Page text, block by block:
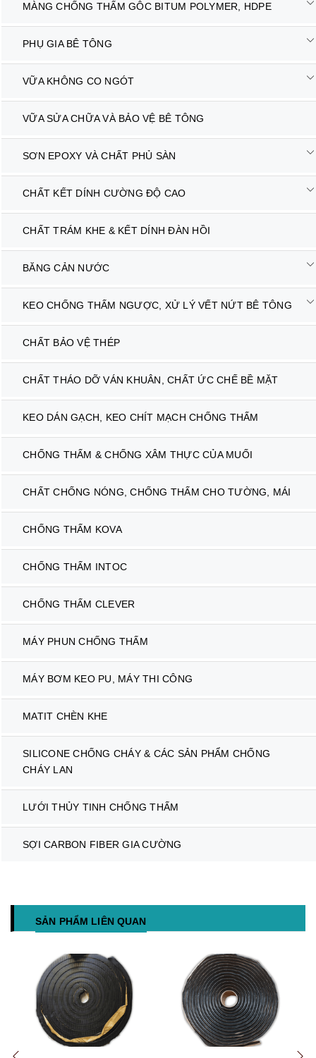
MÀNG CHỐNG THẤM GÔC BITUM POLYMER, HDPE
PHỤ GIA BÊ TÔNG
VỮA KHÔNG CO NGÓT
VỮA SỬA CHỮA VÀ BẢO VỆ BÊ TÔNG
SƠN EPOXY VÀ CHẤT PHỦ SÀN
CHẤT KẾT DÍNH CƯỜNG ĐỘ CAO
CHẤT TRÁM KHE & KẾT DÍNH ĐÀN HỒI
BĂNG CẢN NƯỚC
KEO CHỐNG THẤM NGƯỢC, XỬ LÝ VẾT NỨT BÊ TÔNG
CHẤT BẢO VỆ THÉP
CHẤT THÁO DỠ VÁN KHUÂN, CHẤT ỨC CHẾ BỀ MẶT
KEO DÁN GẠCH, KEO CHÍT MẠCH CHỐNG THẤM
CHỐNG THẤM & CHỐNG XÂM THỰC CỦA MUỐI
CHẤT CHỐNG NÓNG, CHỐNG THẤM CHO TƯỜNG, MÁI
CHỐNG THẤM KOVA
CHỐNG THẤM INTOC
CHỐNG THẤM CLEVER
MÁY PHUN CHỐNG THẤM
MÁY BƠM KEO PU, MÁY THI CÔNG
MATIT CHÈN KHE
SILICONE CHỐNG CHÁY & CÁC SẢN PHẨM CHỐNG
CHÁY LAN
LƯỚI THỦY TINH CHỐNG THẤM
SỢI CARBON FIBER GIA CƯỜNG
SẢN PHẨM LIÊN QUAN
Mua hàng Mua hàng